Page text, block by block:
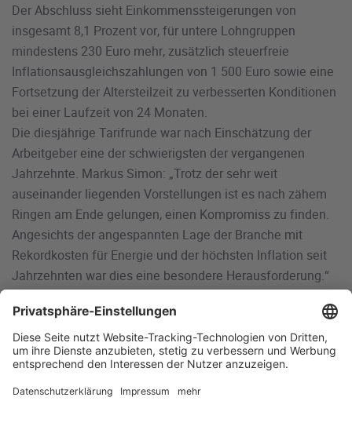
Der Abschluss sieht Einkommenssteigerungen von
insgesamt 8,1 Prozent vor, für untere Lohngruppen
mindestens 230 Euro mehr, zusätzlich steuerfreie
Inflationsausgleichszahlungen von 1 500 Euro sowie eine
Fortsetzung der Altersteilzeit zu verbesserten Konditionen
bei einer Laufzeit von 24 Monaten.
Die diesjährige Tarifrunde war nach Einschätzung der
Arbeitgeber eine der schwierigsten der vergangenen
Jahrzehnte. Markus Simon: „Trotz der sehr weit
auseinander liegenden Vorstellungen ist es nach zähem
Ringen am Ende gelungen, einen Kompromiss zu finden.
Angesichts der angespannten Lage der Branche mit
Rekordkosten für Energie und der höchsten Inflation seit
Jahrzehnten war dies eine besondere Herausforderung.“
Planungssicherheit resümieren die Arbeitgeber und
werten den Tarifabschluss als ein klares Zeichen für die
Wertschätzung gegenüber den Beschäftigten.